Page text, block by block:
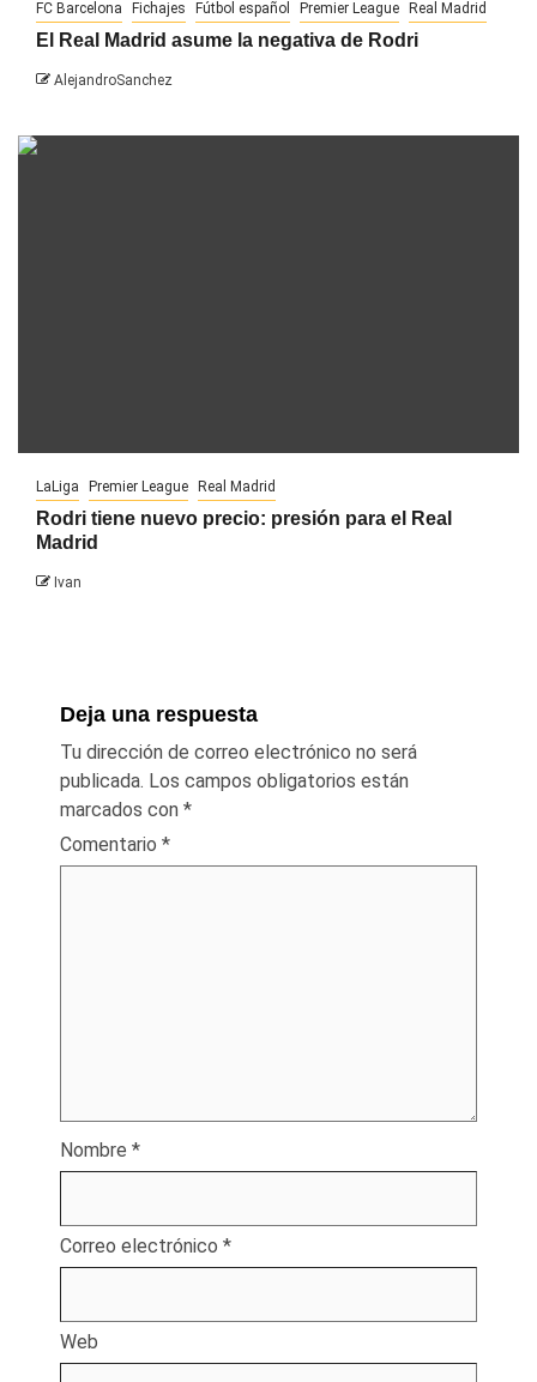
FC Barcelona Fichajes Fútbol español Premier League Real Madrid
El Real Madrid asume la negativa de Rodri
AlejandroSanchez
LaLiga Premier League Real Madrid
Rodri tiene nuevo precio: presión para el Real
Madrid
Ivan
Deja una respuesta
Tu dirección de correo electrónico no será
publicada. Los campos obligatorios están
marcados con *
Comentario *
Nombre *
Correo electrónico *
Web